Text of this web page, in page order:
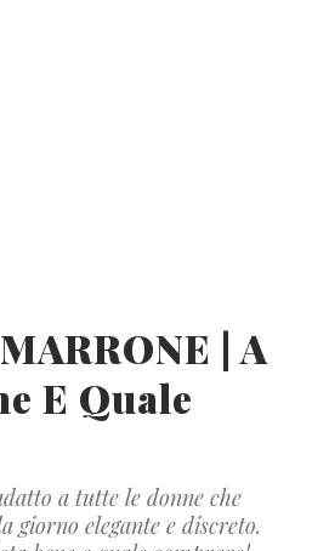
| A
E Quale
a tutte le donne che
giorno elegante e discreto.